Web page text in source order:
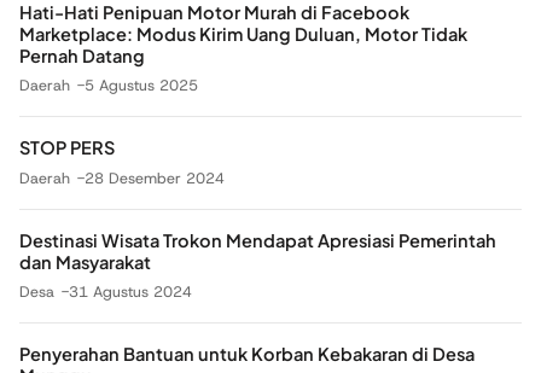
Hati-Hati Penipuan Motor Murah di Facebook
Marketplace: Modus Kirim Uang Duluan, Motor Tidak
Pernah Datang
Daerah 5 Agustus 2025
STOP PERS
Daerah 28 Desember 2024
Destinasi Wisata Trokon Mendapat Apresiasi Pemerintah
dan Masyarakat
Desa 31 Agustus 2024
Penyerahan Bantuan untuk Korban Kebakaran di Desa